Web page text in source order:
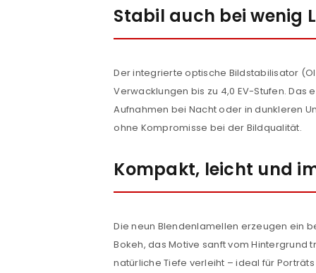
Stabil auch bei wenig
Der integrierte optische Bildstabilisator
Verwacklungen bis zu 4,0 EV-Stufen. Das
Aufnahmen bei Nacht oder in dunkleren
ohne Kompromisse bei der Bildqualität.
Kompakt, leicht und
Die neun Blendenlamellen erzeugen ein
Bokeh, das Motive sanft vom Hintergrund
natürliche Tiefe verleiht – ideal für